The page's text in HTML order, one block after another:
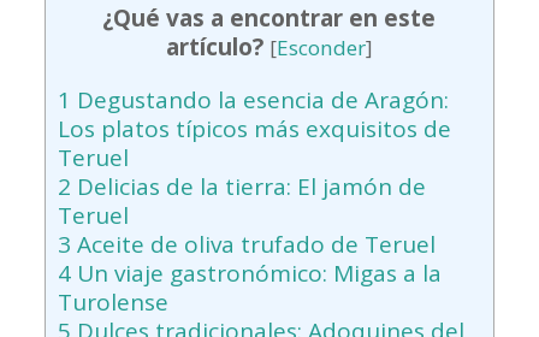
¿Qué vas a encontrar en este
artículo? [Esconder]
1 Degustando la esencia de Aragón:
Los platos típicos más exquisitos de
Teruel
2 Delicias de la tierra: El jamón de
Teruel
3 Aceite de oliva trufado de Teruel
4Un viaje gastronómico: Migas a la
Turolense
5 Dulces tradicionales: Adoquines del